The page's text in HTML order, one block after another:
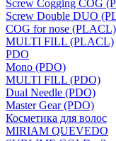
Screw Cogging COG
Screw Double DUO
COG for nose (PLACL)
MULTI FILL (PLACL)
PDO
Mono (PDO)
MULTI FILL (PDO)
Dual Needle (PDO)
Master Gear (PDO)
Косметика для волос
MIRIAM QUEVEDO